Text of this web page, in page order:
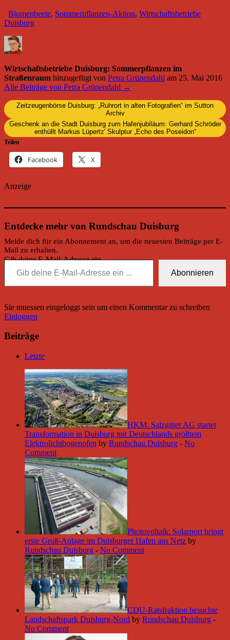
Blumenbeete, Sommerpflanzen-Aktion, Wirtschaftsbetriebe
Duisburg
Wirtschaftsbetriebe Duisburg: Sommerpflanzen im
Straßenraum hinzugefügt von Petra Grünendahl am 25. Mai 2016
Alle Beiträge von Petra Grünendahl →
Zeitzeugenbörse Duisburg: „Ruhrort in alten Fotografien“ im Sutton
Archiv
Geschenk an die Stadt Duisburg zum Hafenjubiläum: Gerhard Schröder
enthüllt Markus Lüpertz' Skulptur „Echo des Poseidon“
Teilen
Facebook X
Anzeige
Entdecke mehr von Rundschau Duisburg
Melde dich für ein Abonnement an, um die neuesten Beiträge per E-
Mail zu erhalten.
Gib deine E-Mail-Adresse ein ...
Abonnieren
Sie muessen eingeloggt sein um einen Kommentar zu schreiben
Einloggen
Beiträge
Letzte
HKM: Salzgitter AG startet
Transformation in Duisburg mit Deutschlands größtem
Elektrolichtbogenofen by Rundschau Duisburg - No
Comment
Photovoltaik: Solarport bringt
erste Groß-Anlage im Duisburger Hafen ans Netz by
Rundschau Duisburg - No Comment
CDU-Ratsfraktion besuchte
Landschaftspark Duisburg-Nord by Rundschau Duisburg -
No Comment